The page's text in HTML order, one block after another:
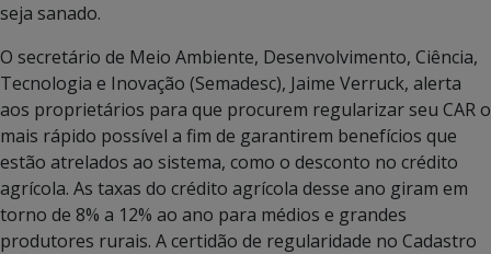
seja sanado.
O secretário de Meio Ambiente, Desenvolvimento, Ciência,
Tecnologia e Inovação (Semadesc), Jaime Verruck, alerta
aos proprietários para que procurem regularizar seu CAR o
mais rápido possível a fim de garantirem benefícios que
estão atrelados ao sistema, como o desconto no crédito
agrícola. As taxas do crédito agrícola desse ano giram em
torno de 8% a 12% ao ano para médios e grandes
produtores rurais. A certidão de regularidade no Cadastro